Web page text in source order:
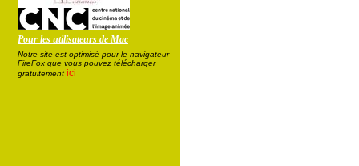
Pour les utilisateurs de Mac
Notre site est optimisé pour le navigateur
FireFox que vous pouvez télécharger
gratuitement ici